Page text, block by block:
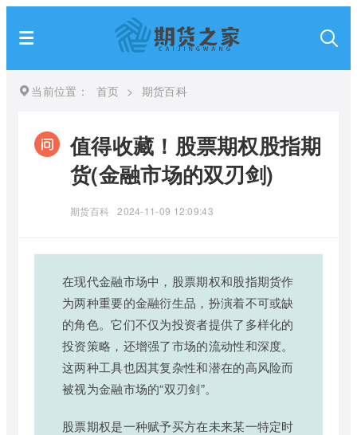
当前位置： 首页 > 期货百科
值得收藏！股票期权股指期
货(金融市场的双刃剑)
期货百科 2024-11-09 12:09:43
在现代金融市场中，股票期权和股指期货作
为两种重要的金融衍生品，扮演着不可或缺
的角色。它们不仅为投资者提供了多样化的
投资策略，还增强了市场的流动性和深度。
这两种工具也因其复杂性和潜在的高风险而
被视为金融市场的“双刃剑”。
股票期权是一种赋予买方在未来某一特定时